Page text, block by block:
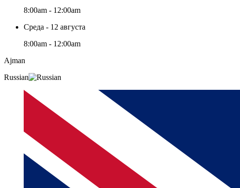
8:00am - 12:00am
Среда - 12 августа
8:00am - 12:00am
Ajman
Russian